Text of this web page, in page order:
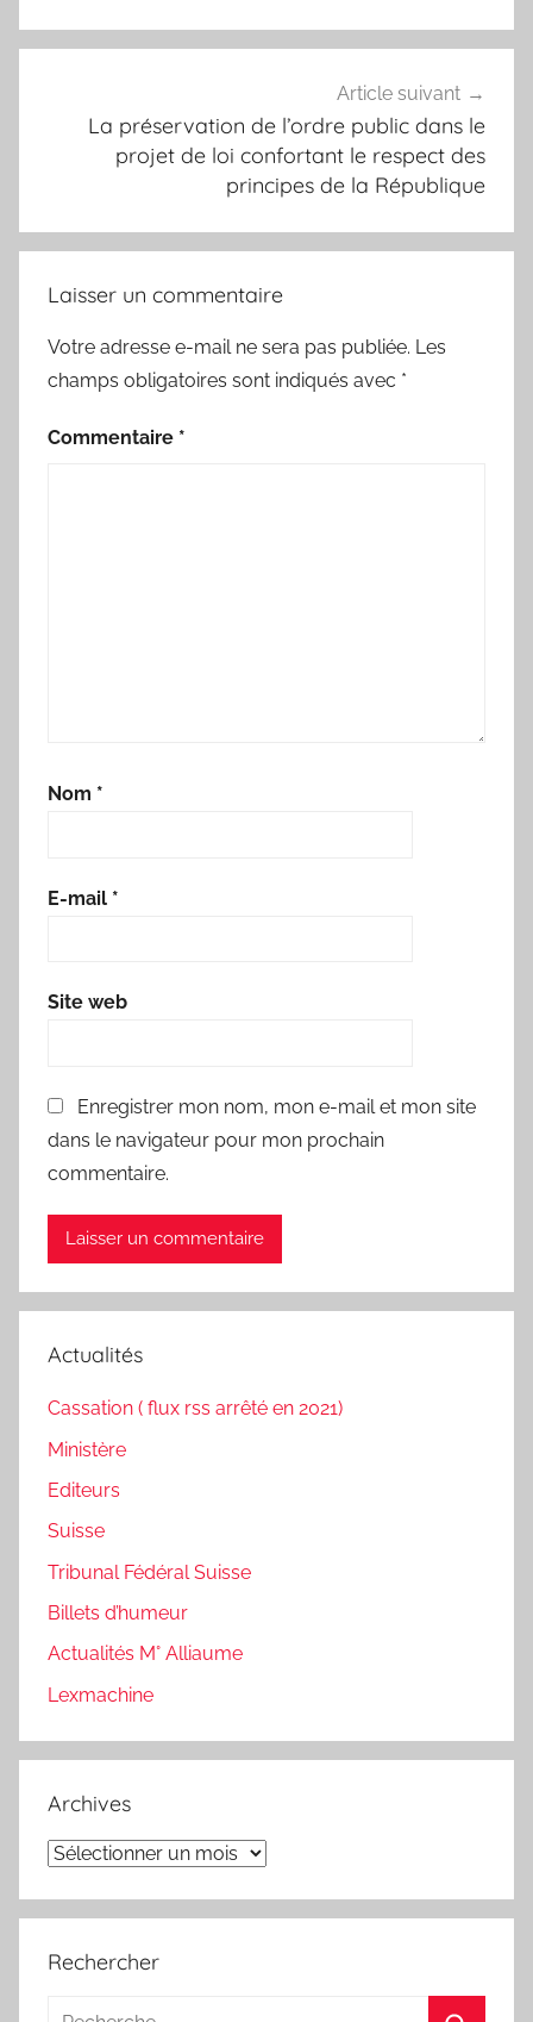
Article suivant
La préservation de l’ordre public dans le
projet de loi confortant le respect des
principes de la République
Laisser un commentaire
Votre adresse e-mail ne sera pas publiée. Les
champs obligatoires sont indiqués avec *
Commentaire *
Nom *
E-mail *
Site web
Enregistrer mon nom, mon e-mail et mon site
dans le navigateur pour mon prochain
commentaire.
Actualités
Cassation ( flux rss arrêté en 2021)
Ministère
Editeurs
Suisse
Tribunal Fédéral Suisse
Billets d’humeur
Actualités M° Alliaume
Lexmachine
Archives
Archives
Rechercher
Recherche